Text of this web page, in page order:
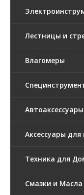
Лестницы и
Влагомеры
Автоаксессуары
Аксессуары
Техника для
Смазки и Масла